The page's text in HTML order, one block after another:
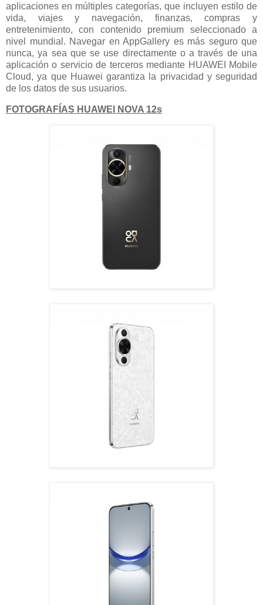
aplicaciones en múltiples categorías, que incluyen estilo de
vida, viajes y navegación, finanzas, compras y
entretenimiento, con contenido premium seleccionado a
nivel mundial. Navegar en AppGallery es más seguro que
nunca, ya sea que se use directamente o a través de una
aplicación o servicio de terceros mediante HUAWEI Mobile
Cloud, ya que Huawei garantiza la privacidad y seguridad
de los datos de sus usuarios.
FOTOGRAFÍAS HUAWEI NOVA 12s